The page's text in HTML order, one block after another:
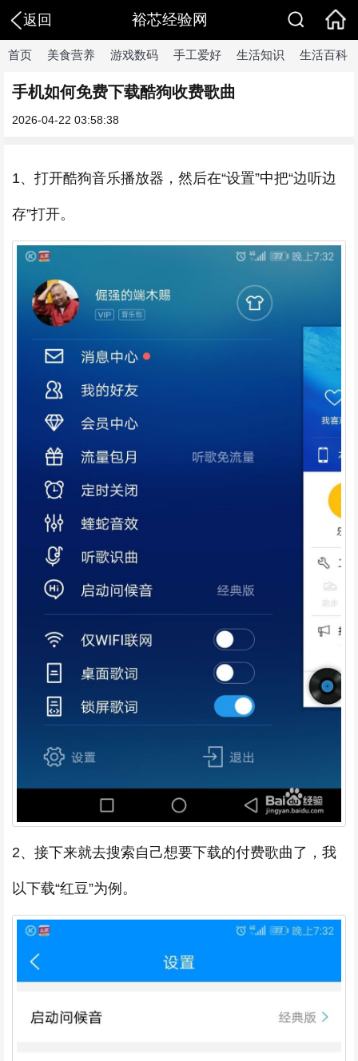
返回 裕芯经验网
首页 美食营养 游戏数码 手工爱好 生活知识 生活百科
手机如何免费下载酷狗收费歌曲
2026-04-22 03:58:38
1、打开酷狗音乐播放器，然后在“设置”中把“边听边
存”打开。
2、接下来就去搜索自己想要下载的付费歌曲了，我
以下载“红豆”为例。